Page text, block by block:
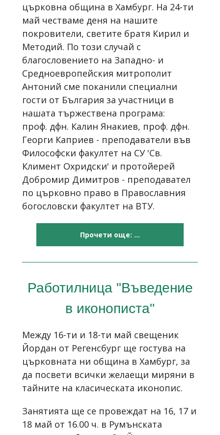
църковна община в Хамбург. На 24-ти
май честваме деня на нашите
покровители, светите братя Кирил и
Методий. По този случай с
благословението на Западно- и
Средноевропейския митрополит
Антоний сме поканили специални
гости от България за участници в
нашата тържествена програма:
проф. дфн. Калин Янакиев, проф. дфн.
Георги Каприев - преподаватели във
Философски факултет на СУ 'Св.
Климент Охридски' и протойерей
Добромир Димитров - преподавател
по църковно право в Православния
богословски факултет на ВТУ.
Прочети още: ...
Работилница "Въведение
в иконописта"
Между 16-ти и 18-ти май свещеник
Йордан от Регенсбург ще гостува на
църковната ни община в Хамбург, за
да посвети всички желаещи миряни в
тайните на класическата иконопис.
Занятията ще се провеждат на 16, 17 и
18 май от 16.00 ч. в Румънската